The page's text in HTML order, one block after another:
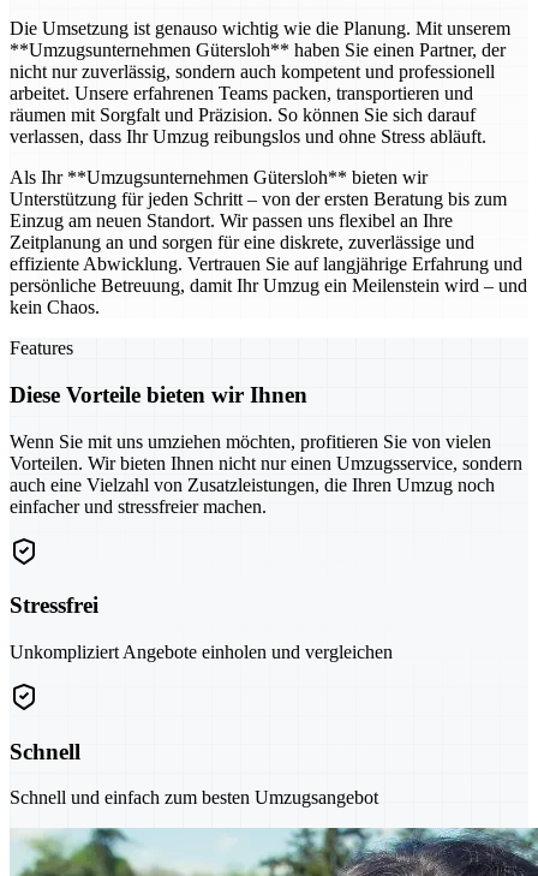
Die Umsetzung ist genauso wichtig wie die Planung. Mit unserem
**Umzugsunternehmen Gütersloh** haben Sie einen Partner, der
nicht nur zuverlässig, sondern auch kompetent und professionell
arbeitet. Unsere erfahrenen Teams packen, transportieren und
räumen mit Sorgfalt und Präzision. So können Sie sich darauf
verlassen, dass Ihr Umzug reibungslos und ohne Stress abläuft.
Als Ihr **Umzugsunternehmen Gütersloh** bieten wir
Unterstützung für jeden Schritt – von der ersten Beratung bis zum
Einzug am neuen Standort. Wir passen uns flexibel an Ihre
Zeitplanung an und sorgen für eine diskrete, zuverlässige und
effiziente Abwicklung. Vertrauen Sie auf langjährige Erfahrung und
persönliche Betreuung, damit Ihr Umzug ein Meilenstein wird – und
kein Chaos.
Features
Diese Vorteile bieten wir Ihnen
Wenn Sie mit uns umziehen möchten, profitieren Sie von vielen
Vorteilen. Wir bieten Ihnen nicht nur einen Umzugsservice, sondern
auch eine Vielzahl von Zusatzleistungen, die Ihren Umzug noch
einfacher und stressfreier machen.
Stressfrei
Unkompliziert Angebote einholen und vergleichen
Schnell
Schnell und einfach zum besten Umzugsangebot